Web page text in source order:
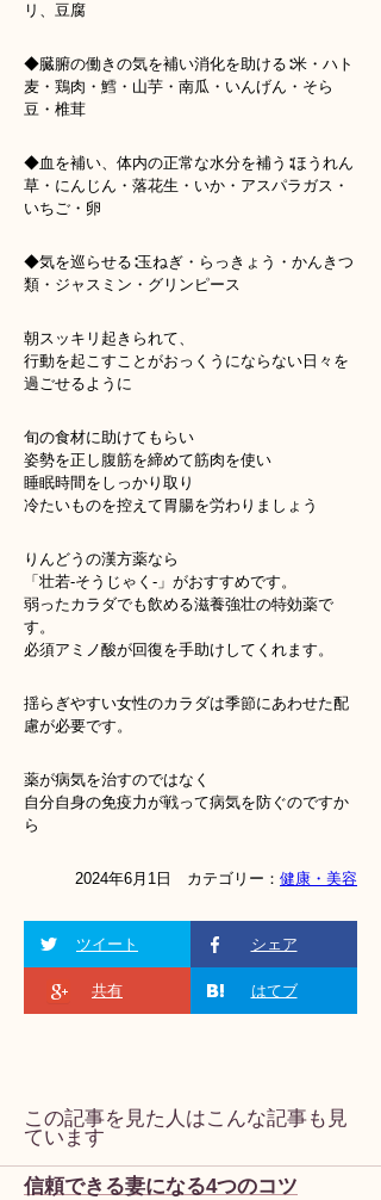
リ、豆腐
◆臓腑の働きの気を補い消化を助ける∶米・ハト
麦・鶏肉・鱈・山芋・南瓜・いんげん・そら
豆・椎茸
◆血を補い、体内の正常な水分を補う∶ほうれん
草・にんじん・落花生・いか・アスパラガス・
いちご・卵
◆気を巡らせる∶玉ねぎ・らっきょう・かんきつ
類・ジャスミン・グリンピース
朝スッキリ起きられて、
行動を起こすことがおっくうにならない日々を
過ごせるように
旬の食材に助けてもらい
姿勢を正し腹筋を締めて筋肉を使い
睡眠時間をしっかり取り
冷たいものを控えて胃腸を労わりましょう
りんどうの漢方薬なら
「壮若‐そうじゃく‐」がおすすめです。
弱ったカラダでも飲める滋養強壮の特効薬で
す。
必須アミノ酸が回復を手助けしてくれます。
揺らぎやすい女性のカラダは季節にあわせた配
慮が必要です。
薬が病気を治すのではなく
自分自身の免疫力が戦って病気を防ぐのですか
ら
2024年6月1日 カテゴリー： 健康・美容
ツイート シェア
共有 はてブ
この記事を見た人はこんな記事も見
ています
信頼できる妻になる4つのコツ